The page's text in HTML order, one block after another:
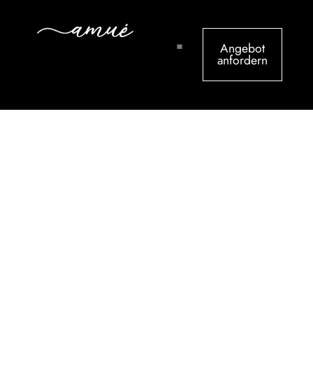
Angebot
anfordern